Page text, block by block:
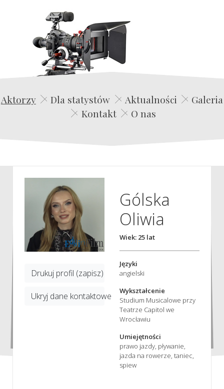
Edwin Film Agencja Aktorska
Aktorzy Dla statystów Aktualności
Galeria
Kontakt
O nas
Drukuj profil (zapisz)
Ukryj dane kontaktowe
Gólska
Oliwia
Wiek: 25 lat
Języki
angielski
Wykształcenie
Studium Musicalowe przy
Teatrze Capitol we
Wrocławiu
Umiejętności
prawo jazdy, pływanie,
jazda na rowerze, taniec,
spiew